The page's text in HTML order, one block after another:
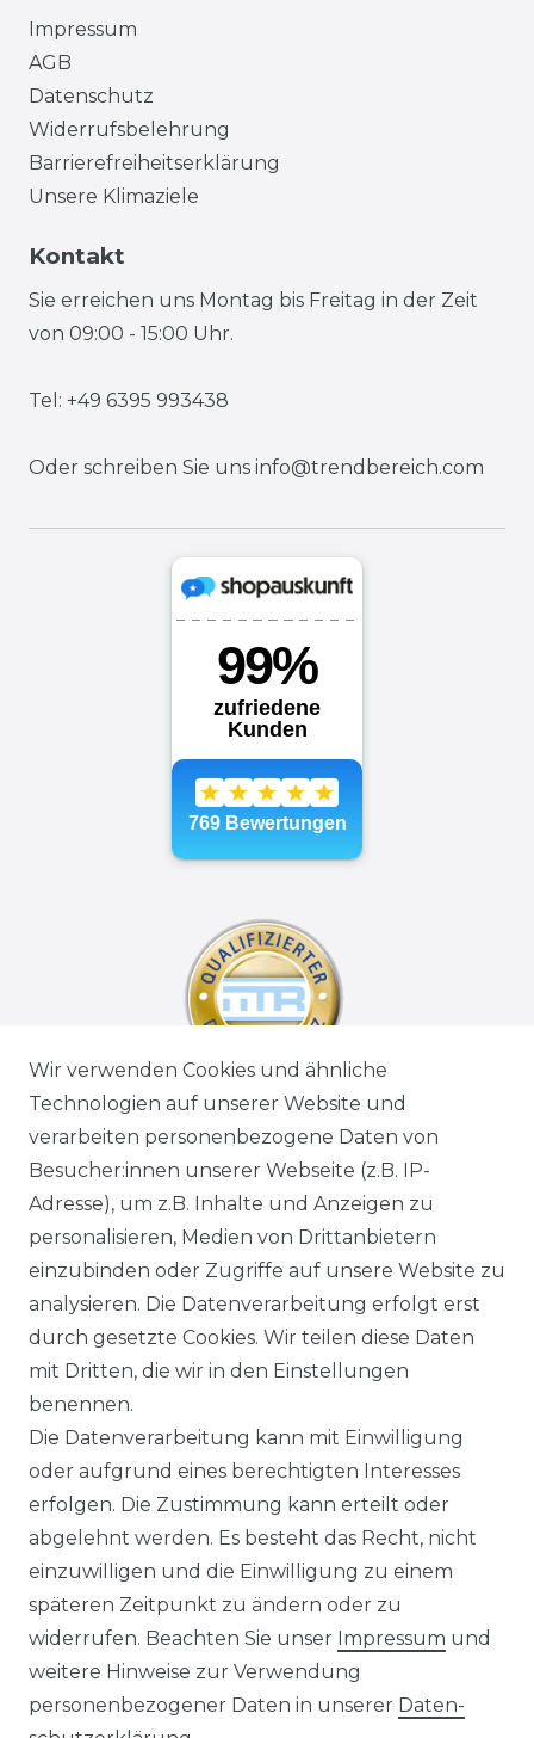
Impressum
AGB
Datenschutz
Widerrufsbelehrung
Barrierefreiheitserklärung
Unsere Klimaziele
Kontakt
Sie erreichen uns Montag bis Freitag in der Zeit
von 09:00 - 15:00 Uhr.
Tel: +49 6395 993438
Oder schreiben Sie uns info@trendbereich.com
Wir verwenden Cookies und ähnliche
Technologien auf unserer Website und
verarbeiten personenbezogene Daten von
Besucher:innen unserer Webseite (z.B. IP-
Adresse), um z.B. Inhalte und Anzeigen zu
personalisieren, Medien von Drittanbietern
einzubinden oder Zugriffe auf unsere Website zu
analysieren. Die Datenverarbeitung erfolgt erst
durch gesetzte Cookies. Wir teilen diese Daten
mit Dritten, die wir in den Einstellungen
benennen.
Die Datenverarbeitung kann mit Einwilligung
oder aufgrund eines berechtigten Interesses
erfolgen. Die Zustimmung kann erteilt oder
abgelehnt werden. Es besteht das Recht, nicht
einzuwilligen und die Einwilligung zu einem
späteren Zeitpunkt zu ändern oder zu
widerrufen. Beachten Sie unser Impressum und
weitere Hinweise zur Verwendung
personenbezogener Daten in unserer Daten­